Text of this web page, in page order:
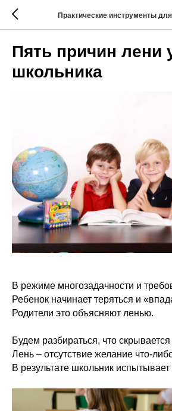
Практические инструменты
Пять причин лени
школьника
В режиме многозадачности и
Ребенок начинает теряться и
Родители это объясняют ленью.
Будем разбираться, что
Лень – отсутствие желание что-
В результате школьник